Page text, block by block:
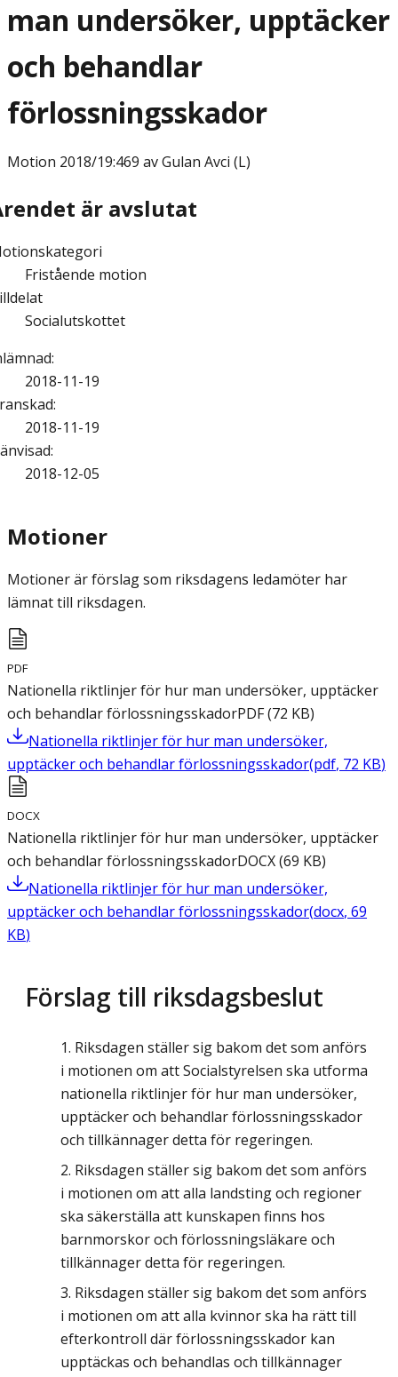
man undersöker, upptäcker
och behandlar
förlossningsskador
Motion 2018/19:469 av Gulan Avci (L)
är avslutat
Fristående motion
Socialutskottet
:
2018-11-19
:
2018-11-19
:
2018-12-05
Motioner
Motioner är förslag som riksdagens ledamöter har
lämnat till riksdagen.
PDF
Nationella riktlinjer för hur man undersöker, upptäcker
och behandlar förlossningsskadorPDF(72 KB)
Nationella riktlinjer för hur man undersöker,
upptäcker och behandlar förlossningsskador(pdf, 72 KB)
DOCX
Nationella riktlinjer för hur man undersöker, upptäcker
och behandlar förlossningsskadorDOCX(69 KB)
Nationella riktlinjer för hur man undersöker,
upptäcker och behandlar förlossningsskador(docx, 69
KB)
Förslag till riksdagsbeslut
Riksdagen ställer sig bakom det som anförs
i motionen om att Socialstyrelsen ska utforma
nationella riktlinjer för hur man undersöker,
upptäcker och behandlar förlossningsskador
och tillkännager detta för regeringen.
Riksdagen ställer sig bakom det som anförs
i motionen om att alla landsting och regioner
ska säkerställa att kunskapen finns hos
barnmorskor och förlossningsläkare och
tillkännager detta för regeringen.
Riksdagen ställer sig bakom det som anförs
i motionen om att alla kvinnor ska ha rätt till
efterkontroll där förlossningsskador kan
upptäckas och behandlas och tillkännager